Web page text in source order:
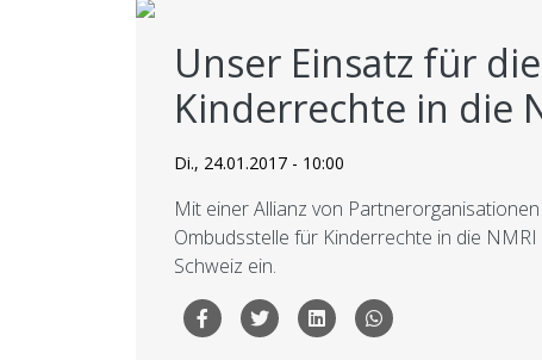
Unser Einsatz für
Kinderrechte in die
Di., 24.01.2017 - 10:00
Mit einer Allianz von
Ombudsstelle für Kinderrechte in die
Schweiz ein.